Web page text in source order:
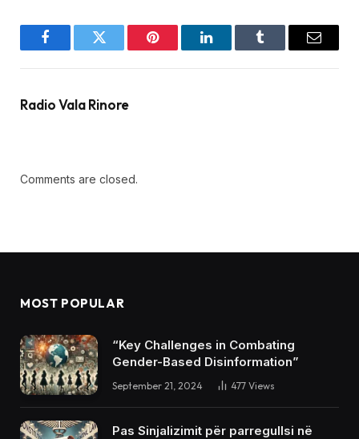
FacebookTwitter Pinterest LinkedInTumblr Email
Radio Vala Rinore
Comments are closed.
MOST POPULAR
“Key Challenges in Combating
Gender-Based Disinformation”
September 21, 2024 477 Views
Pas Sinjalizimit për parregullsi në